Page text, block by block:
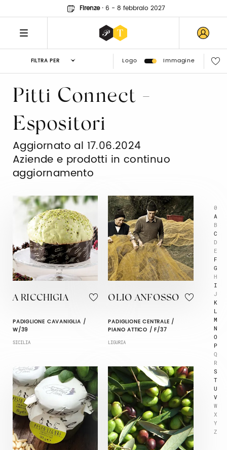
Firenze· 6 - 8 febbraio 2027
FILTRA PER Logo Immagine
0
A
B
C
D
E
F
G
H
I
J
K
L
M
N
O
P
Q
R
S
T
U
V
W
X
Y
Z
Pitti Connect -
Espositori
Aggiornato al 17.06.2024
Aziende e prodotti in continuo
aggiornamento
A RICCHIGIA
PADIGLIONE CAVANIGLIA /
W/39
SICILIA
OLIO ANFOSSO
PADIGLIONE CENTRALE /
PIANO ATTICO / F/37
LIGURIA